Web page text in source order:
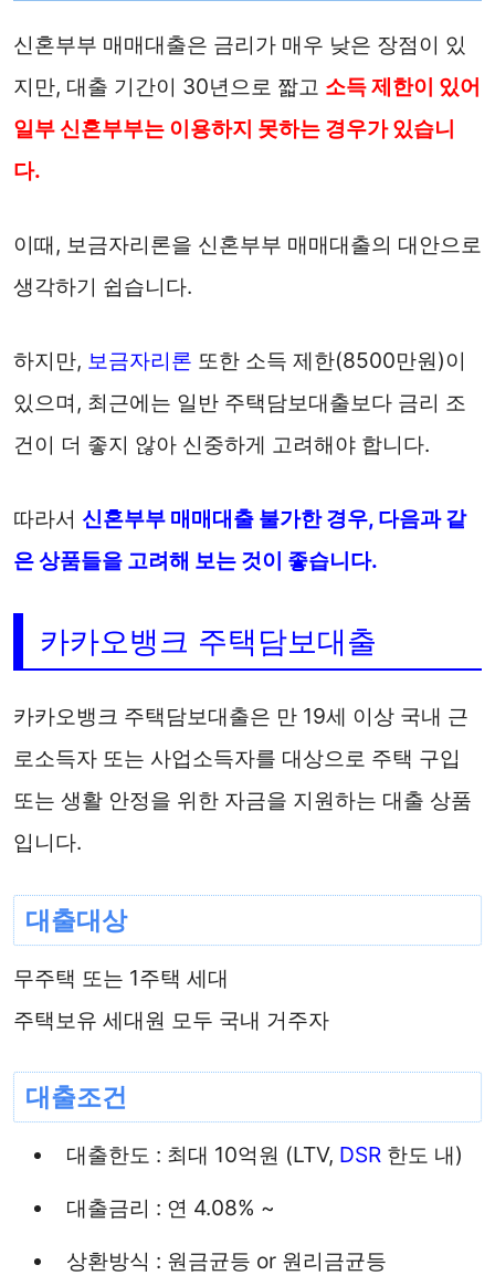
신혼부부 매매대출은 금리가 매우 낮은 장점이 있
지만, 대출 기간이 30년으로 짧고 소득 제한이 있어
일부 신혼부부는 이용하지 못하는 경우가 있습니
다.
이때, 보금자리론을 신혼부부 매매대출의 대안으로
생각하기 쉽습니다.
하지만, 보금자리론 또한 소득 제한(8500만원)이
있으며, 최근에는 일반 주택담보대출보다 금리 조
건이 더 좋지 않아 신중하게 고려해야 합니다.
따라서 신혼부부 매매대출 불가한 경우, 다음과 같
은 상품들을 고려해 보는 것이 좋습니다.
카카오뱅크 주택담보대출
카카오뱅크 주택담보대출은 만 19세 이상 국내 근
로소득자 또는 사업소득자를 대상으로 주택 구입
또는 생활 안정을 위한 자금을 지원하는 대출 상품
입니다.
대출대상
무주택 또는 1주택 세대
주택보유 세대원 모두 국내 거주자
대출조건
대출한도 : 최대 10억원 (LTV, DSR 한도 내)
대출금리 : 연 4.08% ~
상환방식 : 원금균등 or 원리금균등